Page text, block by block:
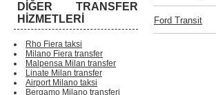
Ford Transit
DIĞER TRANSFER
HIZMETLERI
Rho Fiera taksi
Milano Fiera transfer
Malpensa Milan transfer
Linate Milan transfer
Airport Milano taksi
Bergamo Milano transferi